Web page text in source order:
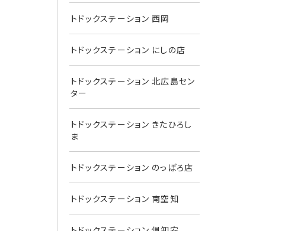
トドックステーション 西岡
トドックステーション にしの店
トドックステーション 北広島セン
ター
トドックステーション きたひろし
ま
トドックステーション のっぽろ店
トドックステーション 南空知